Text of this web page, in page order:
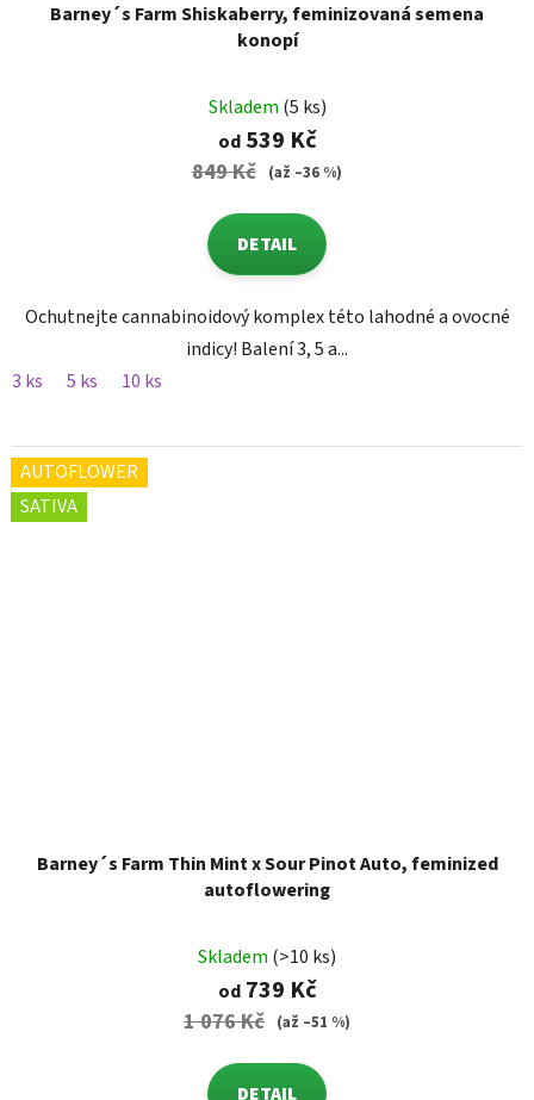
Barney´s Farm Shiskaberry, feminizovaná semena
konopí
Skladem (5 ks)
od539 Kč
849 Kč (až –36 %)
DETAIL
Ochutnejte cannabinoidový komplex této lahodné a ovocné
indicy! Balení 3, 5 a...
3 ks
5 ks 10 ks
AUTOFLOWER
SATIVA
Barney´s Farm Thin Mint x Sour Pinot Auto, feminized
autoflowering
Skladem (>10 ks)
od739 Kč
1 076 Kč (až –51 %)
DETAIL